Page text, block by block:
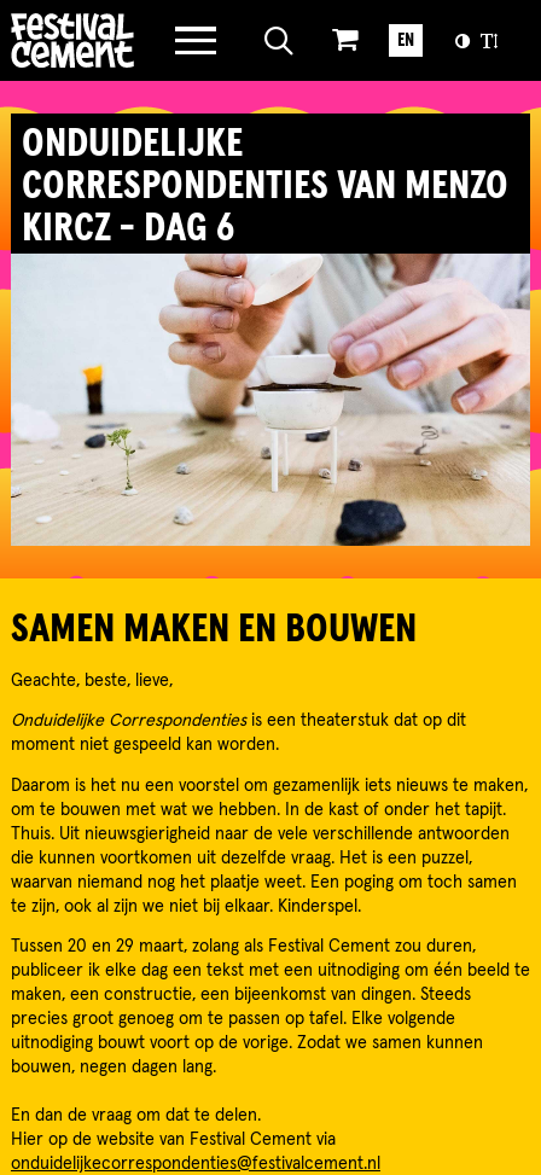
WAT WE DOEN
OVER CEMENT
EN
ONDUIDELIJKE
CORRESPONDENTIES VAN MENZO
KIRCZ - DAG 6
SAMEN MAKEN EN BOUWEN
Geachte, beste, lieve,
Onduidelijke Correspondentiesis een theaterstuk dat op dit
moment niet gespeeld kan worden.
Daarom is het nu een voorstel om gezamenlijk iets nieuws te maken,
om te bouwen met wat we hebben. In de kast of onder het tapijt.
Thuis. Uit nieuwsgierigheid naar de vele verschillende antwoorden
die kunnen voortkomen uit dezelfde vraag. Het is een puzzel,
waarvan niemand nog het plaatje weet. Een poging om toch samen
te zijn, ook al zijn we niet bij elkaar. Kinderspel.
Tussen 20 en 29 maart, zolang als Festival Cement zou duren,
publiceer ik elke dag een tekst met een uitnodiging om één beeld te
maken, een constructie, een bijeenkomst van dingen. Steeds
precies groot genoeg om te passen op tafel. Elke volgende
uitnodiging bouwt voort op de vorige. Zodat we samen kunnen
bouwen, negen dagen lang.
En dan de vraag om dat te delen.
Hier op de website van Festival Cement via
onduidelijkecorrespondenties@festivalcement.nl